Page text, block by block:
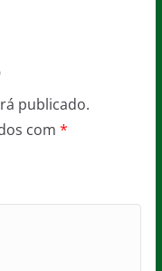
publicado.
com *